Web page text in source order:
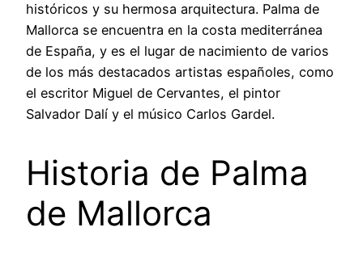
históricos y su hermosa arquitectura. Palma de
Mallorca se encuentra en la costa mediterránea
de España, y es el lugar de nacimiento de varios
de los más destacados artistas españoles, como
el escritor Miguel de Cervantes, el pintor
Salvador Dalí y el músico Carlos Gardel.
Historia de Palma
de Mallorca